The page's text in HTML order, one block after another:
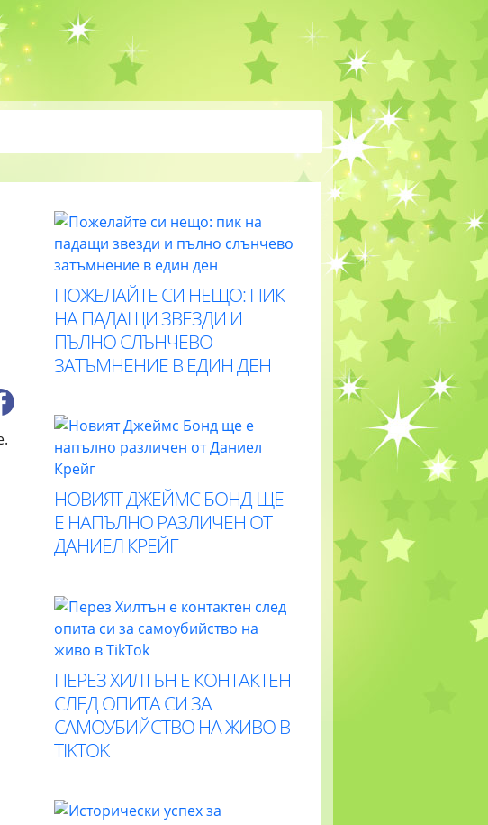
ПОЖЕЛАЙТЕ СИ НЕЩО: ПИК
НА ПАДАЩИ ЗВЕЗДИ И
ПЪЛНО СЛЪНЧЕВО
ЗАТЪМНЕНИЕ В ЕДИН ДЕН
НОВИЯТ ДЖЕЙМС БОНД ЩЕ
Е НАПЪЛНО РАЗЛИЧЕН ОТ
ДАНИЕЛ КРЕЙГ
ПЕРЕЗ ХИЛТЪН Е КОНТАКТЕН
СЛЕД ОПИТА СИ ЗА
САМОУБИЙСТВО НА ЖИВО В
TIKTOK